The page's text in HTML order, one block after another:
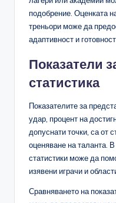
подобрение. Оценката
треньори може да
адаптивност и
Показатели
статистика
Показателите за
удар, процент на
допуснати точки, са от
оценяване на таланта.
статистики може да
изявени играчи и
Сравняването на